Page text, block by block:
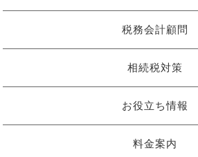
税務会計顧問
相続税対策
お役立ち情報
料金案内